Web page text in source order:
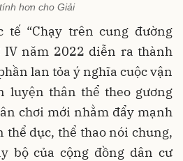
hơn cho Giải
tế “Chạy trên cung đường
IV năm 2022 diễn ra thành
lan tỏa ý nghĩa cuộc vận
luyện thân thể theo gương
chơi mới nhằm đẩy mạnh
thể dục, thể thao nói chung,
bộ của cộng đồng dân cư